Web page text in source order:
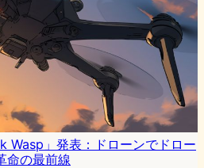
」発表：ドローンでドロー
命の最前線